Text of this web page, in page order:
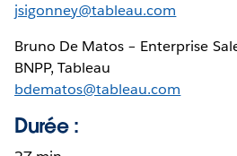
jsigonney@tableau.com
Bruno De Matos – Enterprise
BNPP, Tableau
bdematos@tableau.com
Durée :